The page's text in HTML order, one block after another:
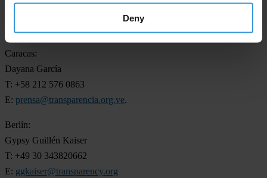
Deny
Caracas:
Dayana García
T: +58 212 576 0863
E: prensa@transparencia.org.ve.
Berlín:
Gypsy Guillén Kaiser
T: +49 30 343820662
E: ggkaiser@transparency.org